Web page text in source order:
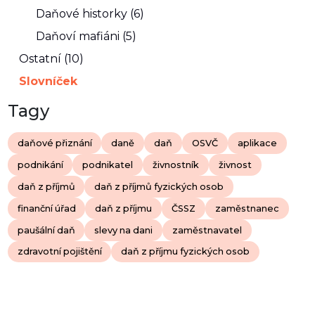
Daňové historky (6)
Daňoví mafiáni (5)
Ostatní (10)
Slovníček
Tagy
daňové přiznání daně daň OSVČ aplikace
podnikání podnikatel živnostník živnost
daň z příjmů daň z příjmů fyzických osob
finanční úřad daň z příjmu ČSSZ zaměstnanec
paušální daň slevy na dani zaměstnavatel
zdravotní pojištění daň z příjmu fyzických osob